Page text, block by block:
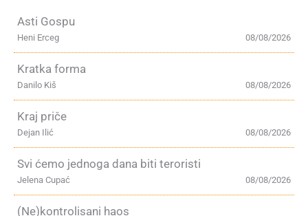
Asti Gospu
08/08/2026
Heni Erceg
Kratka forma
08/08/2026
Danilo Kiš
Kraj priče
08/08/2026
Dejan Ilić
Svi ćemo jednoga dana biti teroristi
08/08/2026
Jelena Cupać
(Ne)kontrolisani haos